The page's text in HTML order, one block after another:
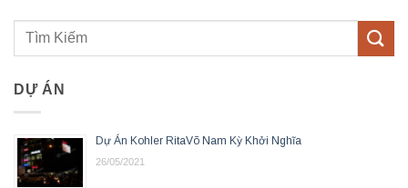
DỰ ÁN
Dự Án Kohler RitaVõ Nam Kỳ Khởi Nghĩa
26/05/2021